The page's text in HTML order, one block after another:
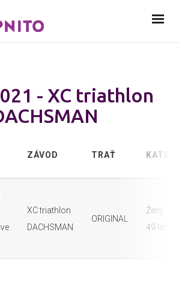
- XC triathlon
ZÁVOD TRAŤ
XC triathlon
DACHSMAN
ORIGINAL
Ženy
49 let